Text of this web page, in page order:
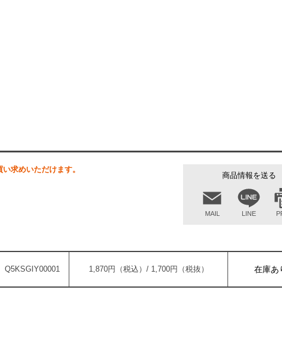
商品情報を送る
MAIL LINE
求めいただけます。
Q5KSGIY00001 1,870円（税込）/ 1,700円（税抜） 在庫あ